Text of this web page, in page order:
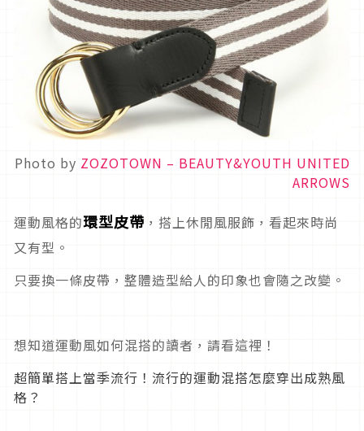
Photo by ZOZOTOWN – BEAUTY&YOUTH UNITED
ARROWS
運動風格的環型皮帶 ，搭上休閒風服飾，看起來時尚
又有型。
只要換一條皮帶，整體造型給人的印象也會隨之改變。
想知道運動風如何混搭的讀者，請看這裡！
超簡單搭上當季流行！流行的運動混搭怎麼穿出成熟風
格？